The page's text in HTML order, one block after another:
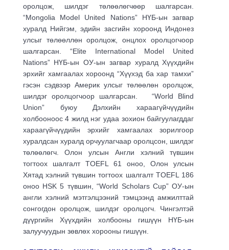
оролцож, шилдэг төлөөлөгчөөр шалгарсан.
“Mongolia Model United Nations” НҮБ-ын загвар
хуралд Нийгэм, эдийн засгийн хороонд Индонез
улсыг төлөөллөн оролцож, онцлох оролцогчоор
шалгарсан. “Elite International Model United
Nations” НҮБ-ын ОУ-ын загвар хуралд Хүүхдийн
эрхийг хамгаалах хороонд “Хүүхэд ба хар тамхи”
гэсэн сэдвээр Америк улсыг төлөөлөн оролцож,
шилдэг оролцогчоор шалгарсан. “World Blind
Union” буюу Дэлхийн хараагүйчүүдийн
холбооноос 4 жилд нэг удаа зохион байгуулагддаг
хараагүйчүүдийн эрхийг хамгаалах зорилгоор
хуралдсан хуралд орчуулагчаар оролцсон, шилдэг
төлөөлөгч. Олон улсын Англи хэлний түвшин
тогтоох шалгалт TOEFL 61 оноо, Олон улсын
Хятад хэлний түвшин тогтоох шалгалт TOEFL 186
оноо HSK 5 түвшин, “World Scholars Cup” ОУ-ын
англи хэлний мэтгэлцээний тэмцээнд амжилттай
сонгогдон оролцож, шилдэг оролцогч. Чингэлтэй
дүүргийн Хүүхдийн холбооны гишүүн НҮБ-ын
залуучуудын зөвлөх хорооны гишүүн.